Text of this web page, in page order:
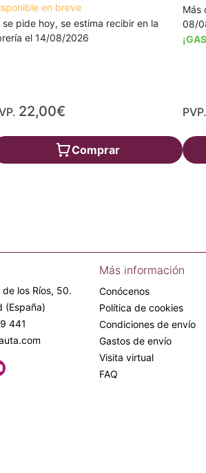
en breve
se pide hoy, se estima recibir en la
el 14/08/2026
22,00€
Comprar
Más
08/
PVP.
los Ríos, 50.
(España)
441
Más información
Conócenos
Política de cookies
Condiciones de envío
Gastos de envío
Visita virtual
FAQ